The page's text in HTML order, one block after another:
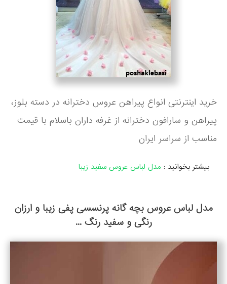
خرید اینترنتی انواع پیراهن عروس دخترانه در دسته بلوز،
پیراهن و سارافون دخترانه از غرفه داران باسلام با قیمت
مناسب از سراسر ایران
بیشتر بخوانید : مدل لباس عروس سفید زیبا
مدل لباس عروس بچه گانه پرنسسی پفی زیبا و ارزان
رنگی و سفید رنگ ...